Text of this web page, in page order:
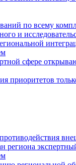
по всему
и
сфере
приоритетов